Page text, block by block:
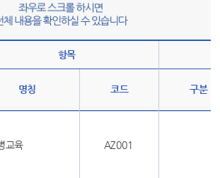
항목
명칭 코드 구분
교육 AZ001